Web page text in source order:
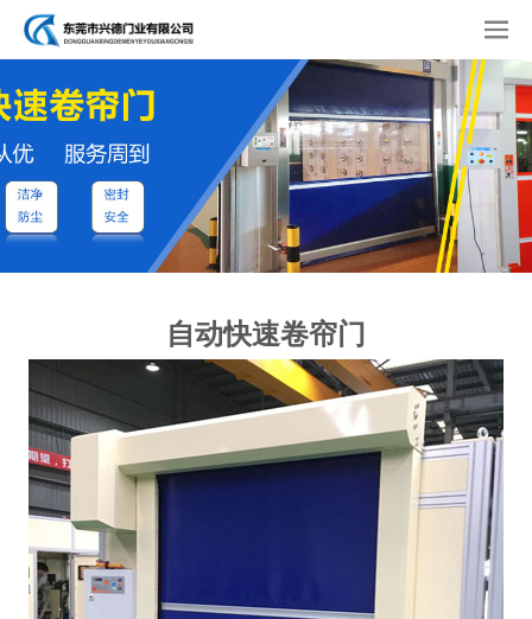
自动快速卷帘门